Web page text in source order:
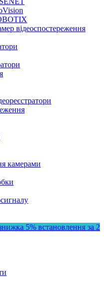
відеоспостереження
камерами
5% встановлення за 2